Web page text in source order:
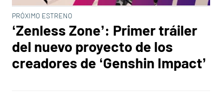
PRÓXIMO ESTRENO
‘Zenless Zone’: Primer tráiler
del nuevo proyecto de los
creadores de ‘Genshin Impact’